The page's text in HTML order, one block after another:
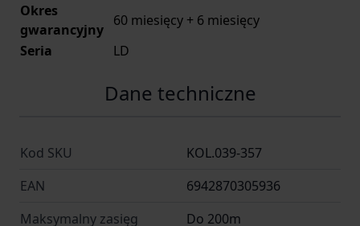
Okres
gwarancyjny
60 miesięcy + 6 miesięcy
Seria
LD
Dane techniczne
Kod SKU
KOL.039-357
EAN
6942870305936
Maksymalny zasięg
Do 200m